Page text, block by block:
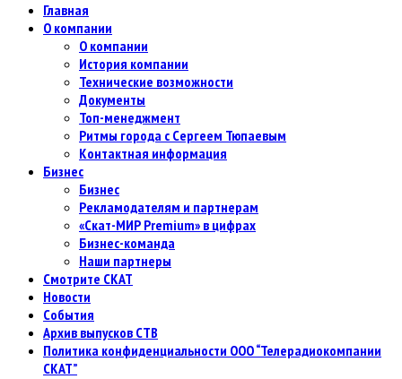
Главная
О компании
О компании
История компании
Технические возможности
Документы
Топ-менеджмент
Ритмы города с Сергеем Тюпаевым
Контактная информация
Бизнес
Бизнес
Рекламодателям и партнерам
«Скат-МИР Premium» в цифрах
Бизнес-команда
Наши партнеры
Смотрите СКАТ
Новости
События
Архив выпусков СТВ
Политика конфиденциальности ООО “Телерадиокомпании
СКАТ”